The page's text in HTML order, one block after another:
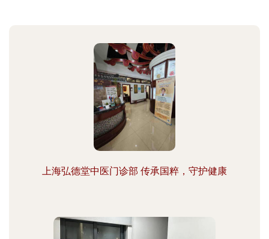
上海弘德堂中医门诊部 传承国粹，守护健康